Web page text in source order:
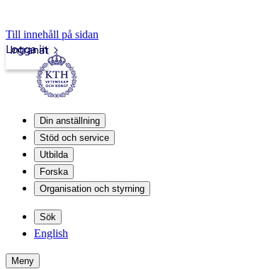
Till innehåll på sidan
Intranät
Logga in
Din anställning
Stöd och service
Utbilda
Forska
Organisation och styrning
Sök
English
Meny